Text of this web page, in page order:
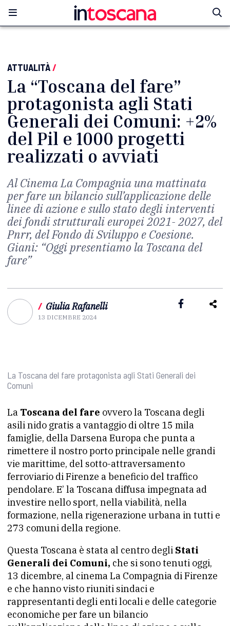
ATTUALITÀ/
La “Toscana del fare”
protagonista agli Stati
Generali dei Comuni: +2%
del Pil e 1000 progetti
realizzati o avviati
Al Cinema La Compagnia una mattinata
per fare un bilancio sull’applicazione delle
linee di azione e sullo stato degli interventi
dei fondi strutturali europei 2021- 2027, del
Pnrr, del Fondo di Sviluppo e Coesione.
Giani: “Oggi presentiamo la Toscana del
fare”
/ Giulia Rafanelli
13 DICEMBRE 2024
La Toscana del fare protagonista agli Stati Generali dei
Comuni
La Toscana del fare ovvero la Toscana degli
asili nido gratis a vantaggio di oltre 15 mila
famiglie, della Darsena Europa che punta a
rimettere il nostro porto principale nelle grandi
vie marittime, del sotto-attraversamento
ferroviario di Firenze a beneficio del traffico
pendolare. E’ la Toscana diffusa impegnata ad
investire nello sport, nella viabilità, nella
formazione, nella rigenerazione urbana in tutti e
273 comuni della regione.
Questa Toscana è stata al centro degli Stati
Generali dei Comuni, che si sono tenuti oggi,
13 dicembre, al cinema La Compagnia di Firenze
e che hanno visto riuniti sindaci e
rappresentanti degli enti locali e delle categorie
economiche per fare un bilancio